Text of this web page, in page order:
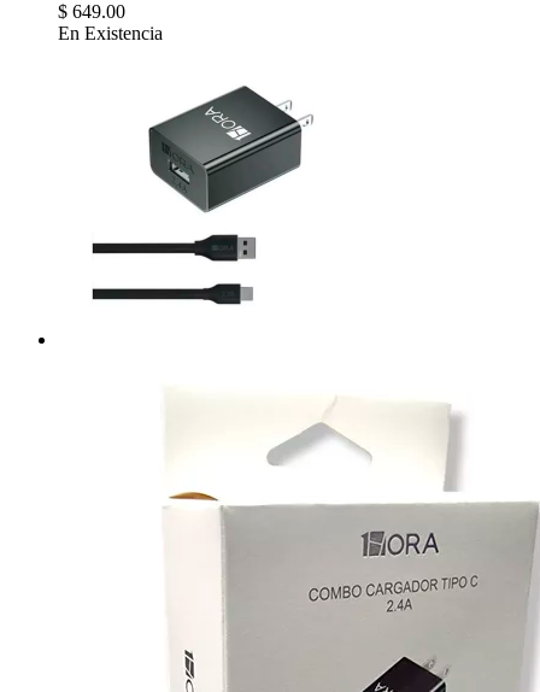
$ 649.00
En Existencia